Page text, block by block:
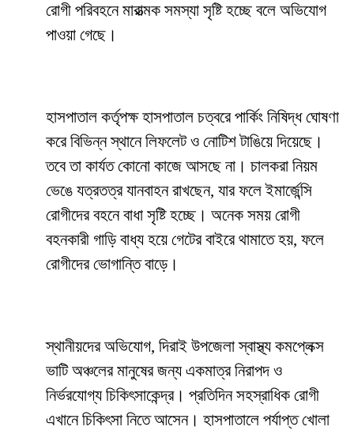
রোগী পরিবহনে মারাত্মক সমস্যা সৃষ্টি হচ্ছে বলে অভিযোগ
পাওয়া গেছে।
হাসপাতাল কর্তৃপক্ষ হাসপাতাল চত্বরে পার্কিং নিষিদ্ধ ঘোষণা
করে বিভিন্ন স্থানে লিফলেট ও নোটিশ টাঙিয়ে দিয়েছে।
তবে তা কার্যত কোনো কাজে আসছে না। চালকরা নিয়ম
ভেঙে যত্রতত্র যানবাহন রাখছেন, যার ফলে ইমার্জেন্সি
রোগীদের বহনে বাধা সৃষ্টি হচ্ছে। অনেক সময় রোগী
বহনকারী গাড়ি বাধ্য হয়ে গেটের বাইরে থামাতে হয়, ফলে
রোগীদের ভোগান্তি বাড়ে।
স্থানীয়দের অভিযোগ, দিরাই উপজেলা স্বাস্থ্য কমপ্লেক্স
ভাটি অঞ্চলের মানুষের জন্য একমাত্র নিরাপদ ও
নির্ভরযোগ্য চিকিৎসাকেন্দ্র। প্রতিদিন সহস্রাধিক রোগী
এখানে চিকিৎসা নিতে আসেন। হাসপাতালে পর্যাপ্ত খোলা